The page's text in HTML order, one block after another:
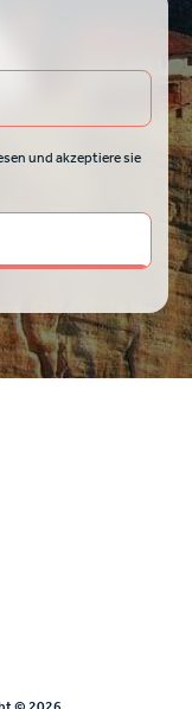
und akzeptiere sie